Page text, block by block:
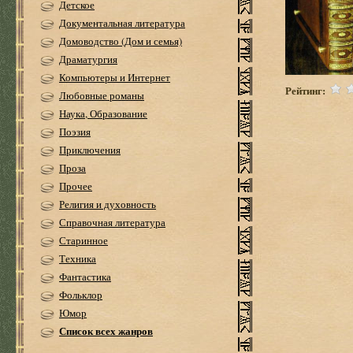
Детское
Документальная литература
Домоводство (Дом и семья)
Драматургия
Компьютеры и Интернет
Любовные романы
Наука, Образование
Поэзия
Приключения
Проза
Прочее
Религия и духовность
Справочная литература
Старинное
Техника
Фантастика
Фольклор
Юмор
Список всех жанров
Рейтинг: